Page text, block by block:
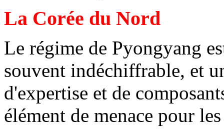
La Corée du Nord
Le régime de Pyongyang
souvent indéchiffrable, et
d'expertise et de
élément de menace pour